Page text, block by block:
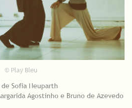
© Play Bleu
Sofia Neuparth
Agostinho e Bruno de Azevedo